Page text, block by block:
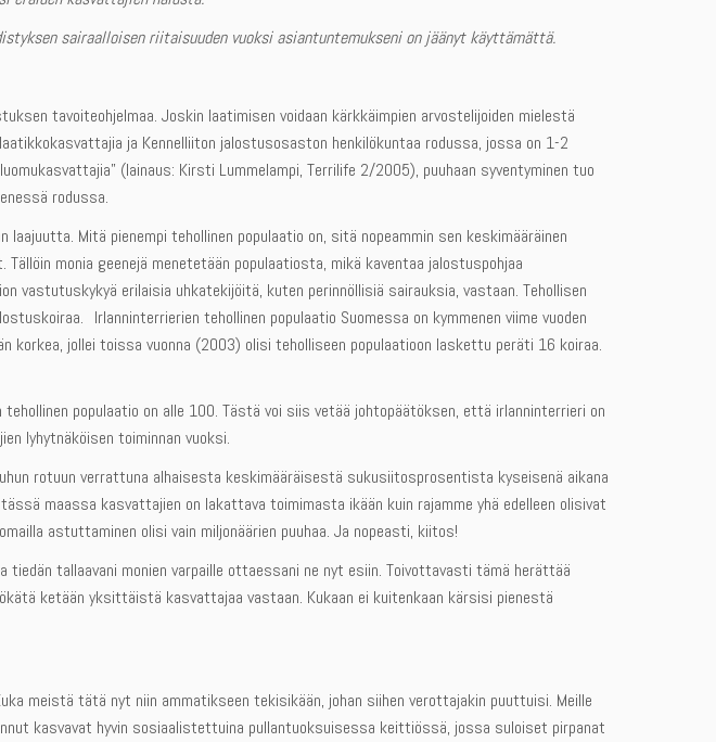
sairaalloisen riitaisuuden vuoksi asiantuntemukseni on jäänyt käyttämättä.
tavoiteohjelmaa. Joskin laatimisen voidaan kärkkäimpien arvostelijoiden mielestä
ja Kennelliiton jalostusosaston henkilökuntaa rodussa, jossa on 1-2
(lainaus: Kirsti Lummelampi, Terrilife 2/2005), puuhaan syventyminen tuo
rodussa.
laajuutta. Mitä pienempi tehollinen populaatio on, sitä nopeammin sen keskimääräinen
monia geenejä menetetään populaatiosta, mikä kaventaa jalostuspohjaa
vastutuskykyä erilaisia uhkatekijöitä, kuten perinnöllisiä sairauksia, vastaan. Tehollisen
Irlanninterrierien tehollinen populaatio Suomessa on kymmenen viime vuoden
korkea, jollei toissa vuonna (2003) olisi teholliseen populaatioon laskettu peräti 16 koiraa.
tehollinen populaatio on alle 100. Tästä voi siis vetää johtopäätöksen, että irlanninterrieri on
lyhytnäköisen toiminnan vuoksi.
rotuun verrattuna alhaisesta keskimääräisestä sukusiitosprosentista kyseisenä aikana
maassa kasvattajien on lakattava toimimasta ikään kuin rajamme yhä edelleen olisivat
astuttaminen olisi vain miljonäärien puuhaa. Ja nopeasti, kiitos!
tiedän tallaavani monien varpaille ottaessani ne nyt esiin. Toivottavasti tämä herättää
ketään yksittäistä kasvattajaa vastaan. Kukaan ei kuitenkaan kärsisi pienestä
meistä tätä nyt niin ammatikseen tekisikään, johan siihen verottajakin puuttuisi. Meille
kasvavat hyvin sosiaalistettuina pullantuoksuisessa keittiössä, jossa suloiset pirpanat